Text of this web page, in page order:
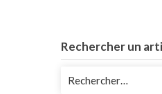
Rechercher un